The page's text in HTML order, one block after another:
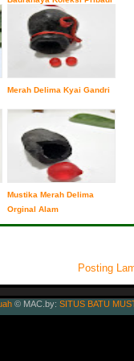
Merah Delima Kyai Gandri
Mustika Merah Delima
Orginal Alam
Posting
© MAC.by: SITUS BATU